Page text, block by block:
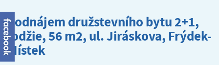
Podnájem družstevního bytu 2+1,
lodžie, 56 m2, ul. Jiráskova, Frýdek-
Místek